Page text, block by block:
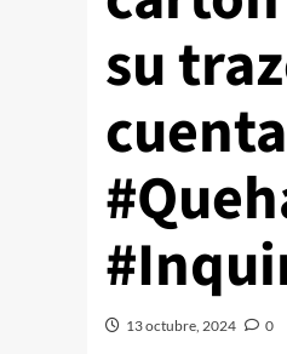
su
13 octubre, 2024 0